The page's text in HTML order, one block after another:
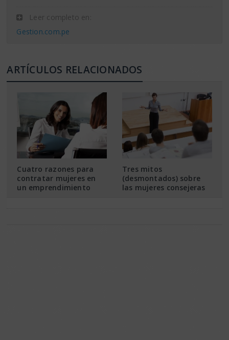
Leer completo en:
Gestion.com.pe
ARTÍCULOS RELACIONADOS
Cuatro razones para
contratar mujeres en
un emprendimiento
Tres mitos
(desmontados) sobre
las mujeres consejeras